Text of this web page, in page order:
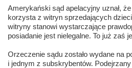
Amerykański sąd apelacyjny uznał,
korzysta z witryn sprzedających
witryny stanowi wystarczające
posiadanie jest nielegalne. To już zaś
Orzeczenie sądu zostało wydane na
i jednym z subskrybentów.